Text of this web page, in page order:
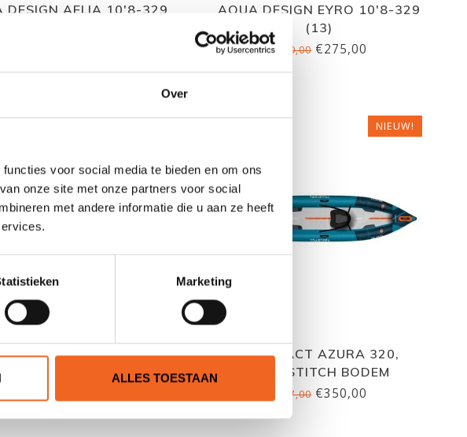
Over
voor social media te bieden en om ons
onze site met onze partners voor social
met andere informatie die u aan ze heeft
Marketing
ALLES TOESTAAN
DESIGN AELIA 10'8-329
AQUA DESIGN EYRO 10'8-329
(13)
€310,00€275,00
DESIGN EPYX TANDEM
DROPSTITCH BODEM
NIEUW!
ABSTRACT AZURA 320,
DROPSTITCH BODEM
€417,00€350,00